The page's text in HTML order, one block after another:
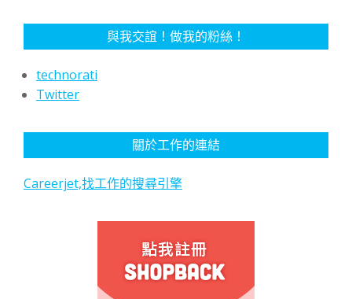
與我交誼！做我的粉絲！
technorati
Twitter
關於工作的連結
Careerjet,找工作的搜尋引擎